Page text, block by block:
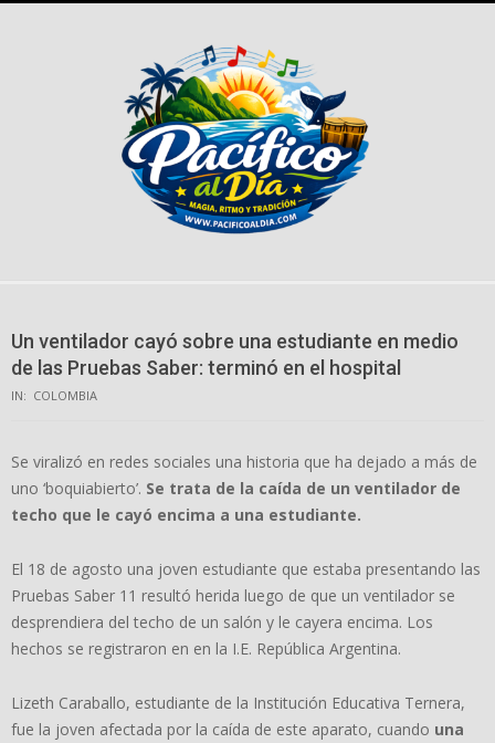
Un ventilador cayó sobre una estudiante en medio
de las Pruebas Saber: terminó en el hospital
IN: COLOMBIA
Se viralizó en redes sociales una historia que ha dejado a más de
uno ‘boquiabierto’. Se trata de la caída de un ventilador de
techo que le cayó encima a una estudiante.
El 18 de agosto una joven estudiante que estaba presentando las
Pruebas Saber 11 resultó herida luego de que un ventilador se
desprendiera del techo de un salón y le cayera encima. Los
hechos se registraron en en la I.E. República Argentina.
Lizeth Caraballo, estudiante de la Institución Educativa Ternera,
fue la joven afectada por la caída de este aparato, cuando una